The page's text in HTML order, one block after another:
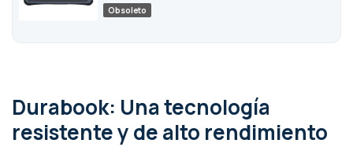
Obsoleto
Durabook: Una tecnología
resistente y de alto rendimiento